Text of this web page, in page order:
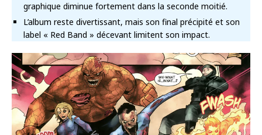
graphique diminue fortement dans la seconde moitié.
L’album reste divertissant, mais son final précipité et son
label « Red Band » décevant limitent son impact.